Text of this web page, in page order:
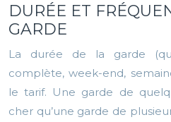
DURÉE ET
GARDE
La durée de la garde
complète, week-end,
le tarif. Une garde de
cher qu’une garde de